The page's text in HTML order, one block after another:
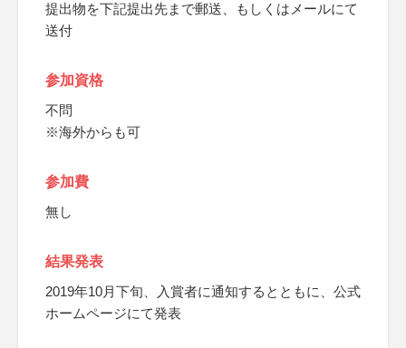
提出物を下記提出先まで郵送、もしくはメールにて
送付
参加資格
不問
※海外からも可
参加費
無し
結果発表
2019年10月下旬、入賞者に通知するとともに、公式
ホームページにて発表